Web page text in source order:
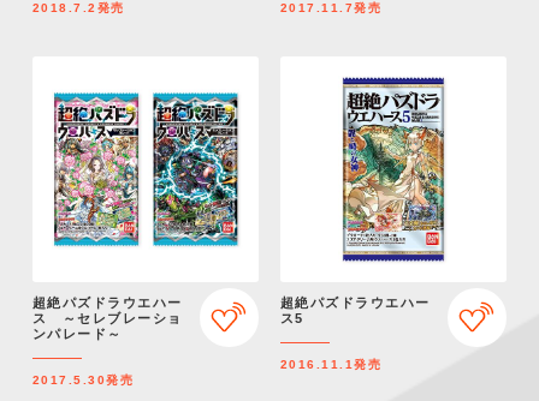
2018.7.2発売 2017.11.7発売
超絶パズドラウエハー
ス ～セレブレーショ
ンパレード～
2017.5.30発売
超絶パズドラウエハー
ス5
2016.11.1発売